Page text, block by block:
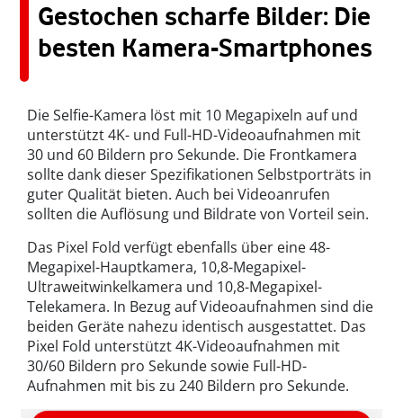
Gestochen scharfe Bilder: Die
besten Kamera-Smartphones
Die Selfie-Kamera löst mit 10 Megapixeln auf und
unterstützt 4K- und Full-HD-Videoaufnahmen mit
30 und 60 Bildern pro Sekunde. Die Frontkamera
sollte dank dieser Spezifikationen Selbstporträts in
guter Qualität bieten. Auch bei Videoanrufen
sollten die Auflösung und Bildrate von Vorteil sein.
Das Pixel Fold verfügt ebenfalls über eine 48-
Megapixel-Hauptkamera, 10,8-Megapixel-
Ultraweitwinkelkamera und 10,8-Megapixel-
Telekamera. In Bezug auf Videoaufnahmen sind die
beiden Geräte nahezu identisch ausgestattet. Das
Pixel Fold unterstützt 4K-Videoaufnahmen mit
30/60 Bildern pro Sekunde sowie Full-HD-
Aufnahmen mit bis zu 240 Bildern pro Sekunde.